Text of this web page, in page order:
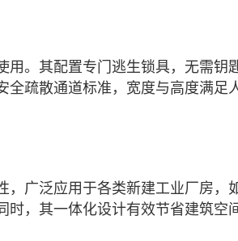
其配置专门逃生锁具，无需钥
疏散通道标准，宽度与高度满足
泛应用于各类新建工业厂房，
，其一体化设计有效节省建筑空